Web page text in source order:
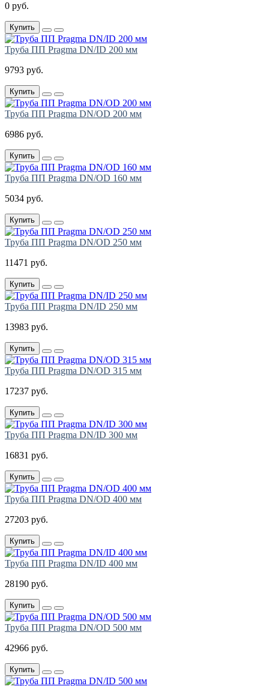
0 руб.
Купить
Труба ПП Pragma DN/ID 200 мм
9793 руб.
Купить
Труба ПП Pragma DN/OD 200 мм
6986 руб.
Купить
Труба ПП Pragma DN/OD 160 мм
5034 руб.
Купить
Труба ПП Pragma DN/OD 250 мм
11471 руб.
Купить
Труба ПП Pragma DN/ID 250 мм
13983 руб.
Купить
Труба ПП Pragma DN/OD 315 мм
17237 руб.
Купить
Труба ПП Pragma DN/ID 300 мм
16831 руб.
Купить
Труба ПП Pragma DN/OD 400 мм
27203 руб.
Купить
Труба ПП Pragma DN/ID 400 мм
28190 руб.
Купить
Труба ПП Pragma DN/OD 500 мм
42966 руб.
Купить